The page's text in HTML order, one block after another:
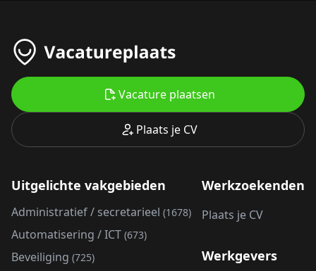
Plaats je CV
Vacature plaatsen
Uitgelichte vakgebieden
Administratief / secretarieel (1678)
Automatisering / ICT (673)
Beveiliging (725)
Werkzoekenden
Plaats je CV
Werkgevers